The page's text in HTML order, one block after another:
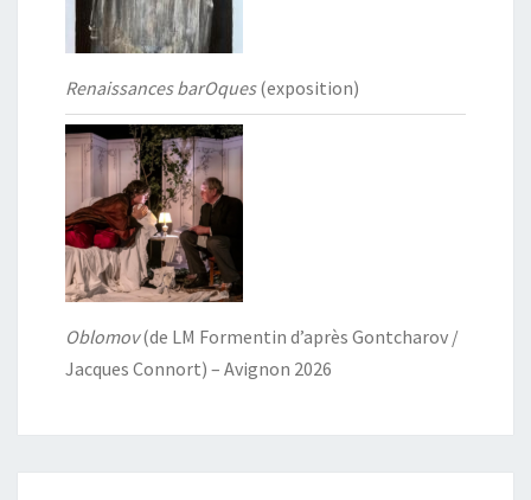
Renaissances barOques(exposition)
Oblomov(de LM Formentin d’après Gontcharov /
Jacques Connort) – Avignon 2026